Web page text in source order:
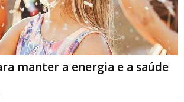
manter a energia e a saúde